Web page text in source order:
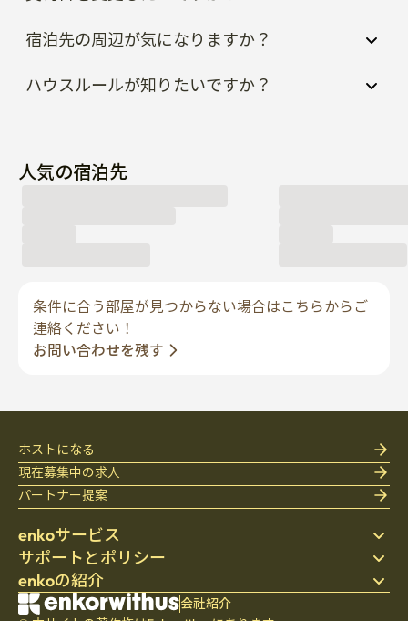
宿泊先の周辺が気になりますか？
ハウスルールが知りたいですか？
人気の宿泊先
条件に合う部屋が見つからない場合はこちらからご
連絡ください！
お問い合わせを残す
enkoサービス
ステイ先を探す
寝具
ブログ
サポートとポリシー
個人情報保護方針
利用規約
enkoの紹介
会社紹介
ホストになる
現在募集中の求人
パートナー提案
会社紹介